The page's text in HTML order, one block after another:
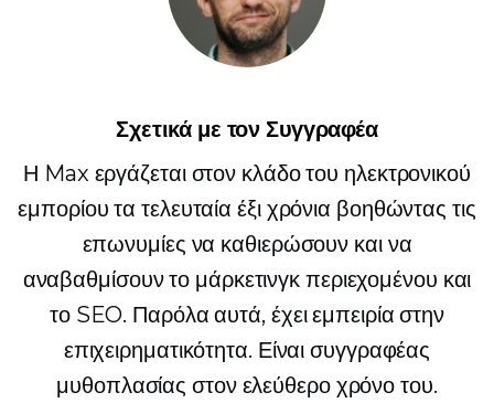
Σχετικά με τον Συγγραφέα
Η Max εργάζεται στον κλάδο του ηλεκτρονικού
εμπορίου τα τελευταία έξι χρόνια βοηθώντας τις
επωνυμίες να καθιερώσουν και να
αναβαθμίσουν το μάρκετινγκ περιεχομένου και
το SEO. Παρόλα αυτά, έχει εμπειρία στην
επιχειρηματικότητα. Είναι συγγραφέας
μυθοπλασίας στον ελεύθερο χρόνο του.